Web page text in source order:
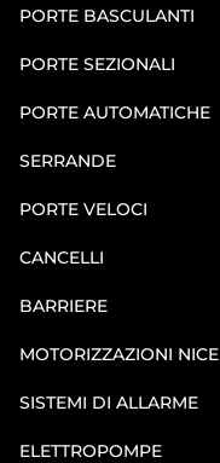
PORTE BASCULANTI
PORTE SEZIONALI
PORTE AUTOMATICHE
SERRANDE
PORTE VELOCI
CANCELLI
BARRIERE
MOTORIZZAZIONI NICE
SISTEMI DI ALLARME
ELETTROPOMPE